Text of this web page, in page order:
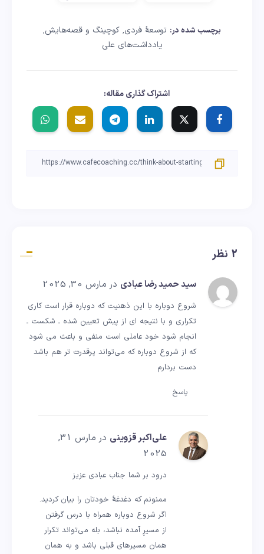
برچسب شده در: توسعهٔ فردی, کوچینگ و قصه‌هایش,
یادداشت‌های علی
اشتراک گذاری مقاله:
2 نظر
سید حمید رضا عبادی در مارس 30, 2025
شروع دوباره با این ذهنیت که دوباره قرار است کاری
تکراری و با نتیجه ای از پیش تعیین شده ـ شکست ـ
انجام شود خود عاملی است منفی و باعث می شود
که از شروع دوباره که می‌تواند پرقدرت تر هم باشد
دست بردارم
پاسخ
علی‌اکبر قزوینی
در مارس 31,
2025
درود بر شما جناب عبادی عزیز
ممنونم که دغدغهٔ خودتان را بیان کردید.
اگر شروع دوباره همراه با درس گرفتن
از مسیرِ آمده نباشد، بله می‌تواند تکرار
همان مسیرهای قبلی باشد و به همان